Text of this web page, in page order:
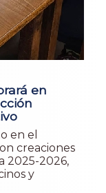
en
en el
creaciones
2025-2026,
y